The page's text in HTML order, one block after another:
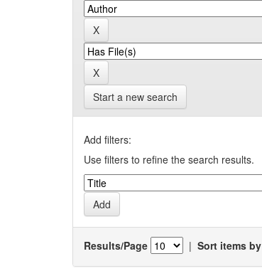
Start a new search
Add filters:
Use filters to refine the search results.
Results/Page | Sort items by